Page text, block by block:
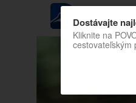
Dostávajte
Kliknite na
cestovateľským